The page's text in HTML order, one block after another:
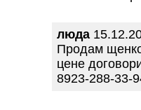
люда
Продам
цене
8923-288-33-